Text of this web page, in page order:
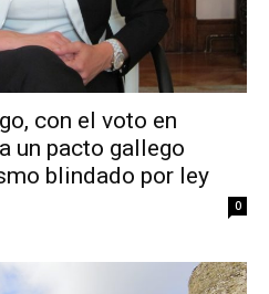
con el voto en
un pacto gallego
blindado por ley
0